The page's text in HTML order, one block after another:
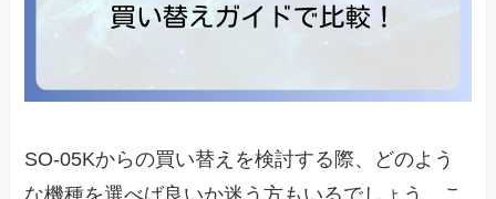
SO-05Kからの買い替えを検討する際、どのよう